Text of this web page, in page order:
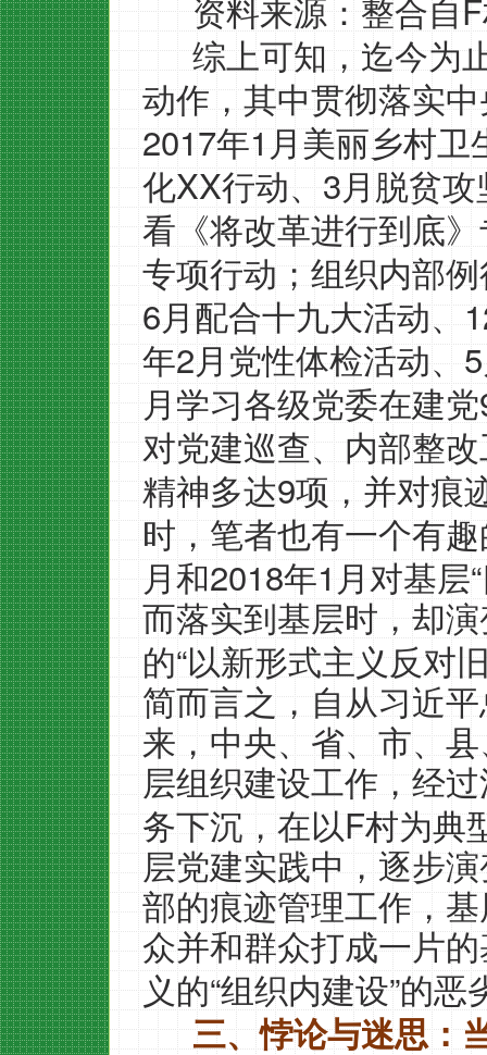
资料来源：整合自F
综上可知，迄今为
动作，其中贯彻落实
2017年1月美丽乡村卫
化XX行动、3月脱贫攻
看《将改革进行到底
专项行动；组织内部
6月配合十九大活动、
年2月党性体检活动、5
月学习各级党委在建党
对党建巡查、内部整
精神多达9项，并对痕
时，笔者也有一个有
月和2018年1月对基层“
而落实到基层时，却
的“以新形式主义反对
简而言之，自从习近
来，中央、省、市、
层组织建设工作，经
务下沉，在以F村为典
层党建实践中，逐步
部的痕迹管理工作，
众并和群众打成一片
义的“组织内建设”的恶
三、悖论与迷思：